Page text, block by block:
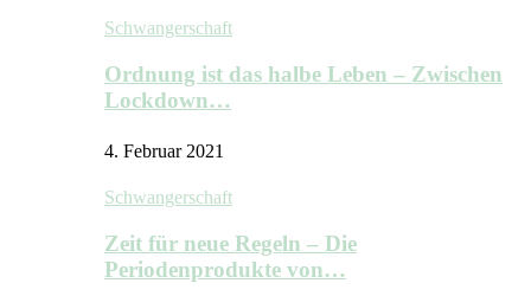
Schwangerschaft
Ordnung ist das halbe Leben – Zwischen
Lockdown…
4. Februar 2021
Schwangerschaft
Zeit für neue Regeln – Die
Periodenprodukte von…